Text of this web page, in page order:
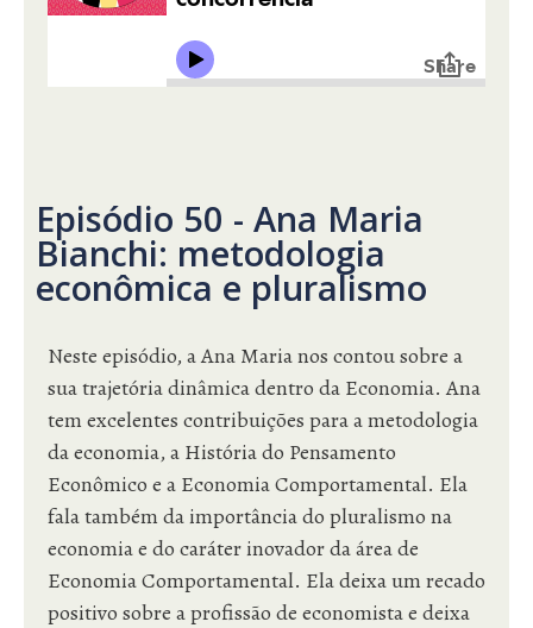
Episódio 50 - Ana Maria
Bianchi: metodologia
econômica e pluralismo
Neste episódio, a Ana Maria nos contou sobre a
sua trajetória dinâmica dentro da Economia. Ana
tem excelentes contribuições para a metodologia
da economia, a História do Pensamento
Econômico e a Economia Comportamental. Ela
fala também da importância do pluralismo na
economia e do caráter inovador da área de
Economia Comportamental. Ela deixa um recado
positivo sobre a profissão de economista e deixa